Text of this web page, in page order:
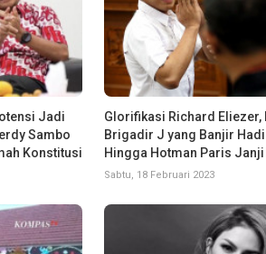
Jadi
Sambo
Konstitusi
Glorifikasi Richard Eliezer,
Brigadir J yang Banjir
Hingga Hotman Paris Janji
Sabtu, 18 Februari 2023